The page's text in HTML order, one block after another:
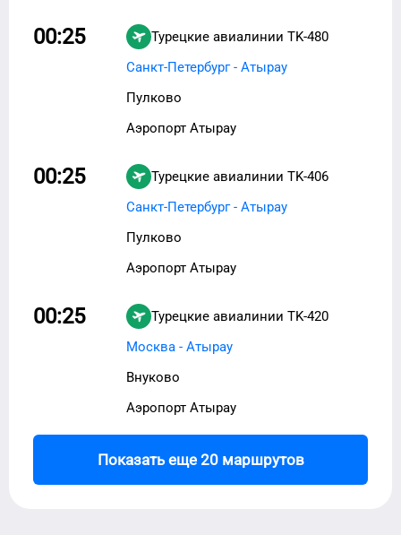
00:25 Турецкие авиалинии TK-480
Санкт-Петербург - Атырау
Пулково
Аэропорт Атырау
00:25 Турецкие авиалинии TK-406
Санкт-Петербург - Атырау
Пулково
Аэропорт Атырау
00:25 Турецкие авиалинии TK-420
Москва - Атырау
Внуково
Аэропорт Атырау
Показать еще 20 маршрутов